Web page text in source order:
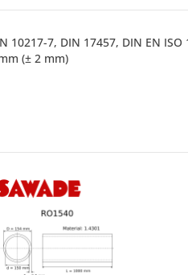
7, DIN 17457, DIN EN
(± 2 mm)